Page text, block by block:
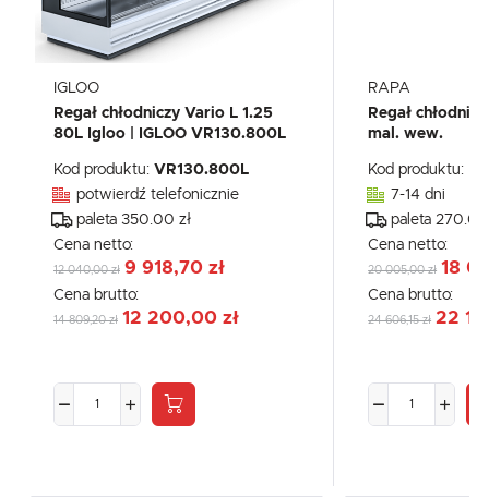
IGLOO
Regał chłodniczy Vario L 1.25
80L Igloo | IGLOO VR130.800L
Kod produktu: VR130.800L
potwierdź telefonicznie
paleta 350.00 zł
Cena netto:
12 040,00 zł 9 918,70 zł
Cena brutto:
14 809,20 zł 12 200,00 zł
RAPA
Regał
mal. wew.
Kod produktu:
7-14 dni
paleta 270.00
Cena netto:
20 005,00 zł 18
Cena brutto:
24 606,15 zł 22